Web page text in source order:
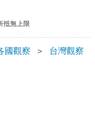
抵無上限
國觀察 ＞ 台灣觀察